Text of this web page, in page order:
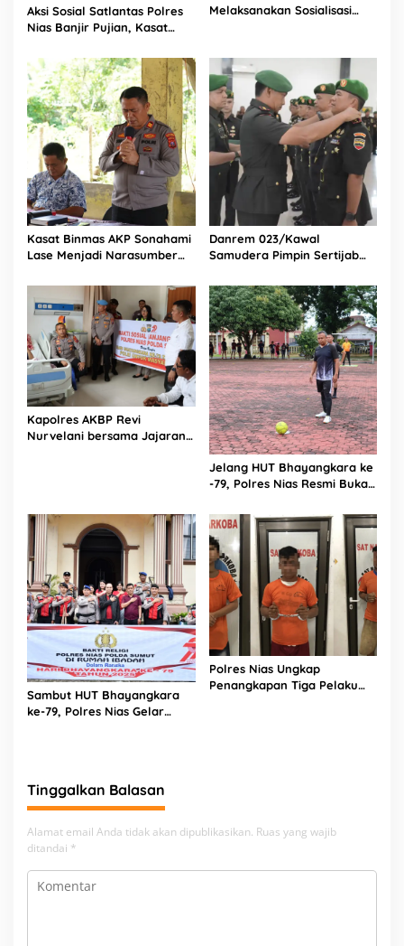
Aksi Sosial Satlantas Polres
Nias Banjir Pujian, Kasat
Bagikan 1.000 Dus Kopi
Fresco untuk Warga di
Tengah Sulitnya Ekonomi
Melaksanakan Sosialisasi
Selatan
Kasat Binmas AKP Sonahami
Lase Menjadi Narasumber
Persekutuan Doa
Danrem 023/Kawal
Samudera Pimpin Sertijab
Kapolres AKBP Revi
Nurvelani bersama Jajaran
Jelang HUT Bhayangkara ke
-79, Polres Nias Resmi Buka
Sambut HUT Bhayangkara
ke-79, Polres Nias Gelar
Polres Nias Ungkap
Penangkapan Tiga Pelaku
Tinggalkan Balasan
Alamat email Anda tidak akan dipublikasikan. Ruas yang wajib
ditandai *